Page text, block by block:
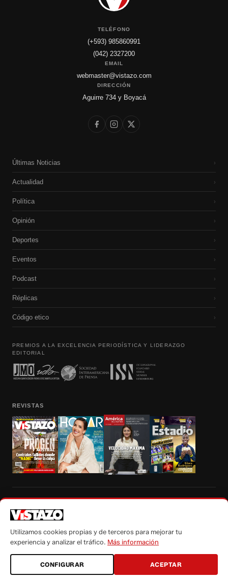
TELÉFONO
(+593) 985860991
(042) 2327200
EMAIL
webmaster@vistazo.com
DIRECCIÓN
Aguirre 734 y Boyacá
Últimas Noticias ›
Actualidad ›
Política ›
Opinión ›
Deportes ›
Eventos ›
Podcast ›
Réplicas ›
Código etico ›
PREMIOS A LA EXCELENCIA PERIODÍSTICA Y LIDERAZGO
EDITORIAL
REVISTAS
autorización escrita de su titular, de todos los contenidos de Vistazo.com.
Utilizamos cookies propias y de terceros para mejorar tu
experiencia y analizar el tráfico. Más información
CONFIGURAR ACEPTAR